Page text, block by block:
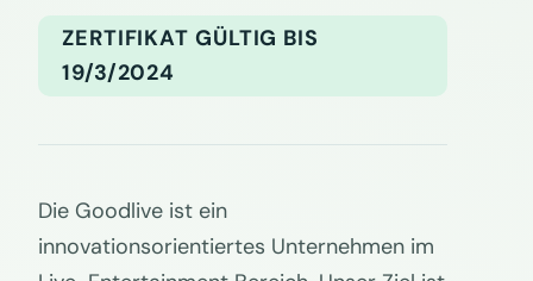
ZERTIFIKAT GÜLTIG BIS
19/3/2024
Die Goodlive ist ein
innovationsorientiertes Unternehmen im